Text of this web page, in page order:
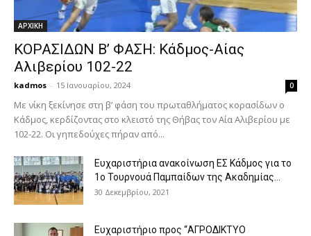
ΑΡΧΙΚΗ
ΚΟΡΑΣΙΔΩΝ Β’ ΦΑΣΗ: Κάδμος-Αίας
Αλιβερίου 102-22
kadmos - 15 Ιανουαρίου, 2024 0
Με νίκη ξεκίνησε στη β’ φάση του πρωταθλήματος κορασίδων ο
Κάδμος, κερδίζοντας στο κλειστό της Θήβας τον Αία Αλιβερίου με
102-22. Οι γηπεδούχες πήραν από...
Ευχαριστήρια ανακοίνωση ΕΣ Κάδμος για το
1ο Τουρνουά Παμπαίδων της Ακαδημίας...
30 Δεκεμβρίου, 2021
Ευχαριστήριο προς “ΑΓΡΟΔΙΚΤΥΟ